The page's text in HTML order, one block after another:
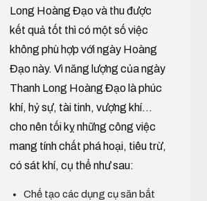
Long Hoàng Đạo và thu được
kết quả tốt thì có một số việc
không phù hợp với ngày Hoàng
Đạo này. Vì năng lượng của ngày
Thanh Long Hoàng Đạo là phúc
khí, hỷ sự, tài tinh, vượng khí...
cho nên tối kỵ những công việc
mang tính chất phá hoại, tiêu trừ,
có sát khí, cụ thể như sau:
Chế tạo các dụng cụ săn bắt